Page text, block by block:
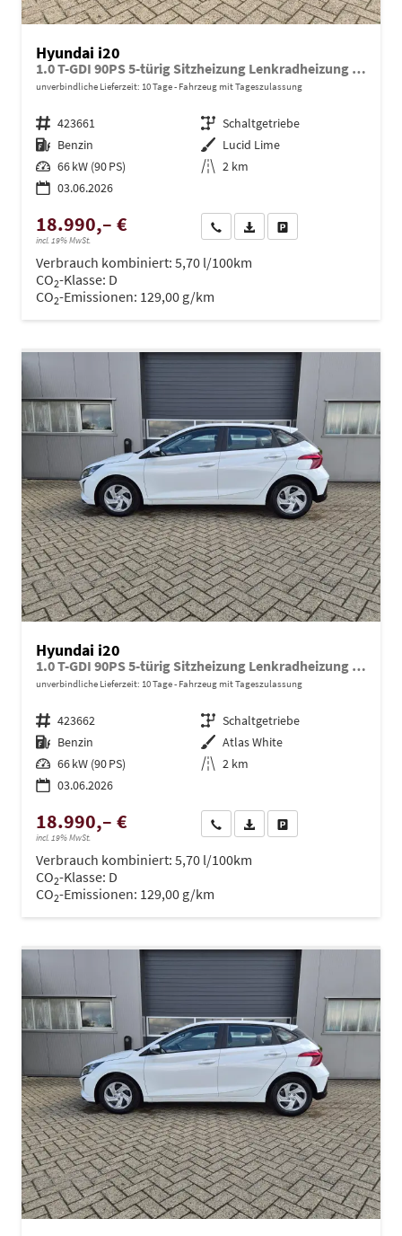
Hyundai i20
1.0 T-GDI 90PS 5-türig Sitzheizung Lenkradheizung Rückf.Kamera PDC Klima Apple CarPlay Android Auto Tempomat Touchscreen
unverbindliche Lieferzeit: 10 Tage Fahrzeug mit Tageszulassung
Fahrzeugnr. 423661 Getriebe Schaltgetriebe
Kraftstoff Benzin Außenfarbe Lucid Lime
Leistung 66 kW (90 PS) Kilometerstand 2 km
03.06.2026
18.990,– €
incl. 19% MwSt.
Wir rufen Sie anPDF-Datei, Fahrzeugexposé
Verbrauch kombiniert: 5,70 l/100km
CO2-Klasse: D
CO2-Emissionen: 129,00 g/km
Hyundai i20
1.0 T-GDI 90PS 5-türig Sitzheizung Lenkradheizung Rückf.Kamera PDC Klima Apple CarPlay Android Auto Tempomat Touchscreen
unverbindliche Lieferzeit: 10 Tage Fahrzeug mit Tageszulassung
Fahrzeugnr. 423662 Getriebe Schaltgetriebe
Kraftstoff Benzin Außenfarbe Atlas White
Leistung 66 kW (90 PS) Kilometerstand 2 km
03.06.2026
18.990,– €
incl. 19% MwSt.
Wir rufen Sie anPDF-Datei, Fahrzeugexposé
Verbrauch kombiniert: 5,70 l/100km
CO2-Klasse: D
CO2-Emissionen: 129,00 g/km